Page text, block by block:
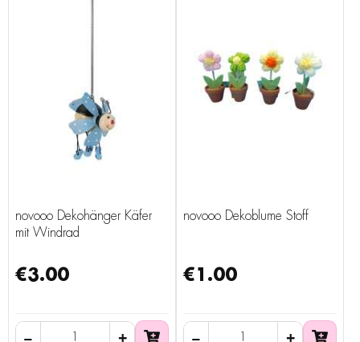
novooo Dekohänger Käfer
mit Windrad
€3.00
novooo Dekoblume Stoff
€1.00